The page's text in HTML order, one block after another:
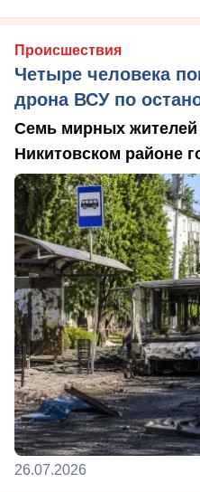
Происшествия
Четыре человека
дрона ВСУ по
Семь мирных жителей
Никитовском районе
26.07.2026